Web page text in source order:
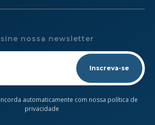
nossa newsletter
automaticamente com nossa política de
privacidade